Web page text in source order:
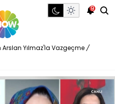
9
Arslan Yılmaz'la Vazgeçme /